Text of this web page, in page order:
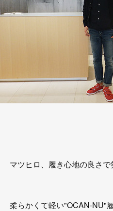
マツヒロ、履き心地の良さで
柔らかくて軽い"OCAN-NU"